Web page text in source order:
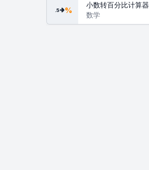
.5 %
小数转百分比计算器
数学